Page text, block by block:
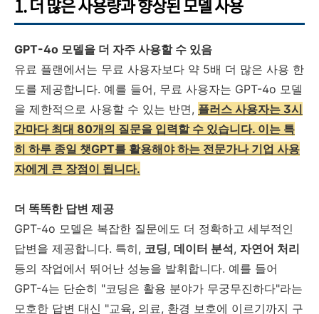
1. 더 많은 사용량과 향상된 모델 사용
GPT-4o 모델을 더 자주 사용할 수 있음
유료 플랜에서는 무료 사용자보다 약 5배 더 많은 사용 한
도를 제공합니다. 예를 들어, 무료 사용자는 GPT-4o 모델
을 제한적으로 사용할 수 있는 반면, 플러스 사용자는 3시
간마다 최대 80개의 질문을 입력할 수 있습니다. 이는 특
히 하루 종일 챗GPT를 활용해야 하는 전문가나 기업 사용
자에게 큰 장점이 됩니다.
더 똑똑한 답변 제공
GPT-4o 모델은 복잡한 질문에도 더 정확하고 세부적인
답변을 제공합니다. 특히, 코딩, 데이터 분석, 자연어 처리
등의 작업에서 뛰어난 성능을 발휘합니다. 예를 들어
GPT-4는 단순히 "코딩은 활용 분야가 무궁무진하다"라는
모호한 답변 대신 "교육, 의료, 환경 보호에 이르기까지 구